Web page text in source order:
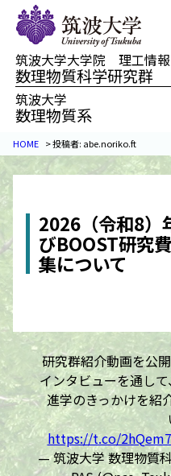
筑波大学大学院 理工情
数理物質科学研究群
筑波大学
数理物質系
HOME >投稿者: abe.noriko.ft
2026（令和8）
びBOOST研究
集について
研究群紹介動画を公
インタビューを通し
進学のきっかけを紹
https://t.co/
— 筑波大学 数理物質